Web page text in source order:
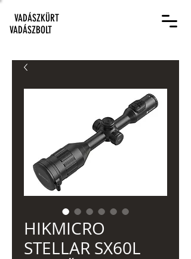
VADÁSZKÜRT
VADÁSZBOLT
HIKMICRO
STELLAR SX60L